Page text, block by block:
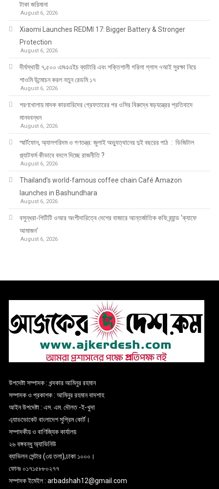
টাকা জরিমানা
August 6, 2026
Xiaomi Launches REDMI 17: Bigger Battery & Stronger
Protection
August 6, 2026
দীর্ঘস্থায়ী ৭,৫০০ এমএএইচ ব্যাটারি এবং শক্তিশালী গরিলা গ্লাস ৭আই সুরক্ষা নিয়ে
শাওমি উন্মোচন করল নতুন রেডমি ১৭
August 6, 2026
শরণখোলায় মাদক কারবারিদের গ্রেফতারের পর ওসির বিরুদ্ধে ষড়যন্ত্রের প্রতিবাদে
মানববন্ধন
August 6, 2026
স্মার্টফোন, অ্যালগরিদম ও গণতন্ত্র: জুলাই অভ্যুত্থানের দুই বছরের পাঠ : ডিজিটাল
প্ল্যাটফর্ম কীভাবে বদলে দিচ্ছে রাজনীতি ?
August 6, 2026
Thailand’s world-famous coffee chain Café Amazon
launches in Bashundhara
August 6, 2026
বসুন্ধরা-পিটিটি ওআর অংশীদারিত্বে দেশের বাজারে আন্তর্জাতিক কফি ব্র্যান্ড ‘ক্যাফে
আমাজন’
August 6, 2026
উপদেষ্টা সম্পাদক : খন্দকার আমিনুর রহমান
সম্পাদক ও প্রকাশক : আমিনুর রহমান বাদশাহ
আইন উপদেষ্টা : এস. এম. দৌলত -ই-খুদা
এ্যাডভোকেট বাংলাদেশ সুপ্রিম কোর্ট।
সম্পাদকীয় ও বাণিজ্যিক কার্যালয়
২৬ বঙ্গবন্ধু অ্যাভিনিউ
ব্যাভিলন সেন্টার (৩য় তলা),ঢাকা ১০০০।
ফোনঃ ০১৭১৫৮৮০২৭৭
সম্পাদক ইমেইল : arbadshah12@gmail.com